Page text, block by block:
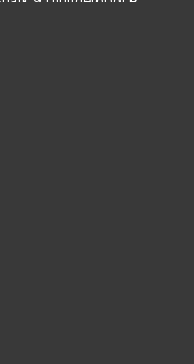
9 Thunderobot в
9 Thunderobot в
9 Thunderobot в